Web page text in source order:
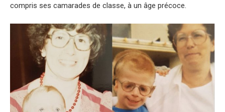
compris ses camarades de classe, à un âge précoce.